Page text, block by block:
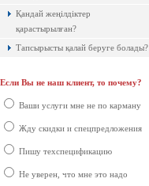
Қандай жеңілдіктер
қарастырылған?
Тапсырысты қалай беруге болады?
Если Вы не наш клиент, то почему?
Ваши услуги мне не по карману
Жду скидки и спецпредложения
Пишу техспецификацию
Не уверен, что мне это надо
Ақпараттық қауіпсіздік шеңберінде
қарқынды дамып жатырған
компаниялардың бірі болып саналады.